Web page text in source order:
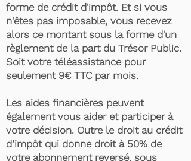
forme de crédit d'impôt. Et si vous
n'êtes pas imposable, vous recevez
alors ce montant sous la forme d'un
règlement de la part du Trésor Public.
Soit votre téléassistance pour
seulement 9€ TTC par mois.
Les aides financières peuvent
également vous aider et participer à
votre décision. Outre le droit au crédit
d’impôt qui donne droit à 50% de
votre abonnement reversé, sous